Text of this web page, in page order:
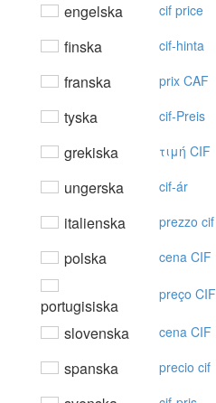
engelska cif price
finska cif-hinta
franska prix CAF
tyska cif-Preis
grekiska τιμή CIF
ungerska cif-ár
italienska prezzo cif
polska cena CIF
portugisiska
preço CIF
slovenska cena CIF
spanska precio cif